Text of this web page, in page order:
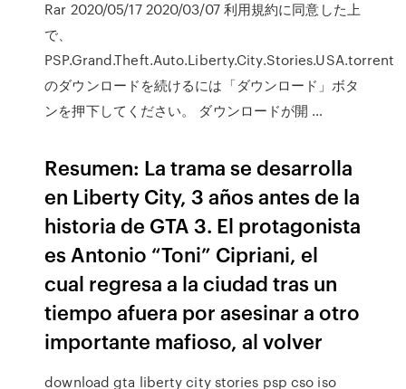
Rar 2020/05/17 2020/03/07 利用規約に同意した上
で、
PSP.Grand.Theft.Auto.Liberty.City.Stories.USA.torrent
のダウンロードを続けるには「ダウンロード」ボタ
ンを押下してください。 ダウンロードが開 …
Resumen: La trama se desarrolla
en Liberty City, 3 años antes de la
historia de GTA 3. El protagonista
es Antonio “Toni” Cipriani, el
cual regresa a la ciudad tras un
tiempo afuera por asesinar a otro
importante mafioso, al volver
download gta liberty city stories psp cso iso